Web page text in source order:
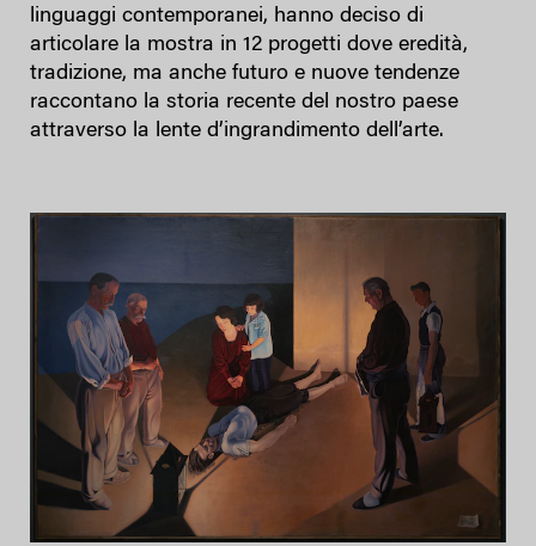
linguaggi contemporanei, hanno deciso di
articolare la mostra in 12 progetti dove eredità,
tradizione, ma anche futuro e nuove tendenze
raccontano la storia recente del nostro paese
attraverso la lente d’ingrandimento dell’arte.